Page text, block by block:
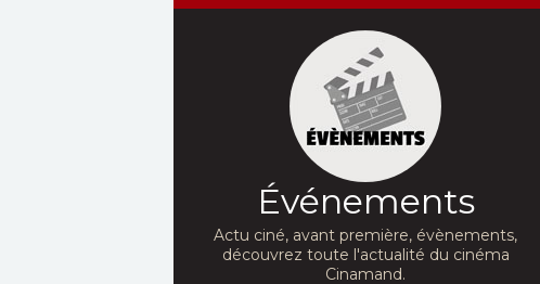
Événements
Actu ciné, avant première, évènements,
découvrez toute l'actualité du cinéma
Cinamand.